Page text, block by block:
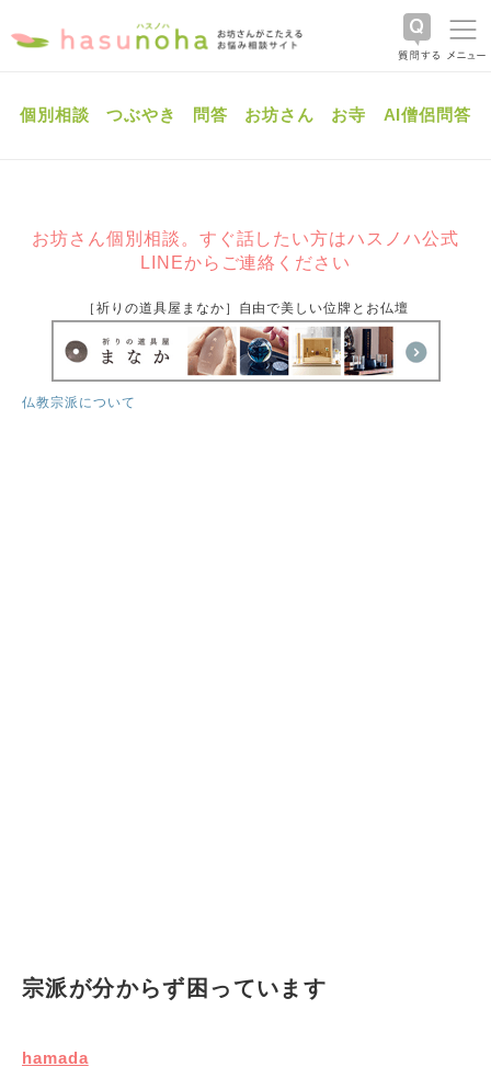
個別相談 つぶやき 問答 お坊さん お寺 AI僧侶問答
お坊さん個別相談。すぐ話したい方はハスノハ公式
LINEからご連絡ください
［祈りの道具屋まなか］自由で美しい位牌とお仏壇
仏教宗派について
宗派が分からず困っています
hamada